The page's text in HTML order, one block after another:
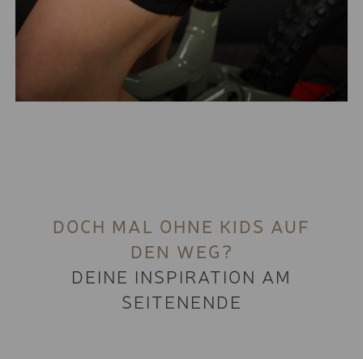
Programm.
DOCH MAL OHNE KIDS AUF
DEN WEG?
DEINE INSPIRATION AM
SEITENENDE